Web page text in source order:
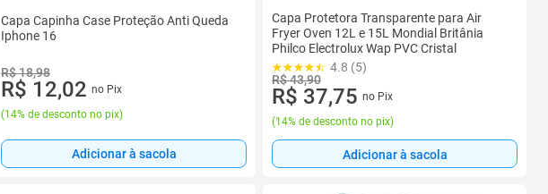
Capa Capinha Case Proteção Anti Queda
Iphone 16
R$ 18,98
R$ 12,02 no Pix
(14% de desconto no pix)
Adicionar à sacola
Capa Protetora Transparente para Air
Fryer Oven 12L e 15L Mondial Britânia
Philco Electrolux Wap PVC Cristal
4.8 (5)
R$ 43,90
R$ 37,75 no Pix
(14% de desconto no pix)
Adicionar à sacola